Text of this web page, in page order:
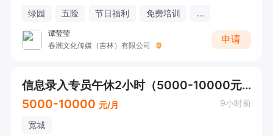
绿园 五险 节日福利 免费培训 ...
谭莹莹
春潮文化传媒（吉林）有限公司
申请
信息录入专员午休2小时（5000-10000元）
5000-10000 元/月 9小时前
宽城